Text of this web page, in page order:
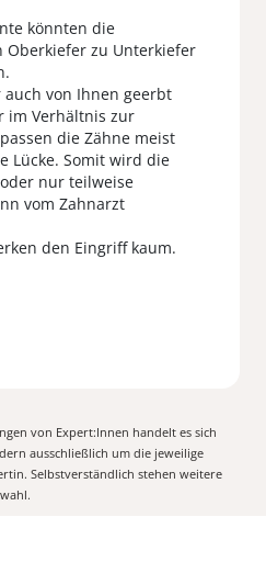
könnten die
Oberkiefer zu Unterkiefer
auch von Ihnen geerbt
im Verhältnis zur
die Zähne meist
Lücke. Somit wird die
nur teilweise
vom Zahnarzt
den Eingriff kaum.
von Expert:Innen handelt es sich
ausschließlich um die jeweilige
Selbstverständlich stehen weitere